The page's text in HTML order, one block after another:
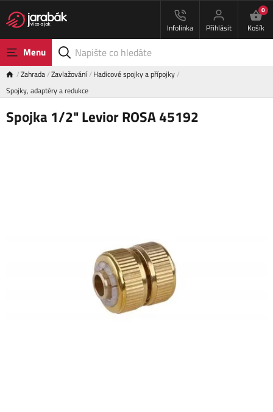
Infolinka Přihlásit
0
Košík
Menu
Zahrada Zavlažování Hadicové spojky a přípojky
Spojky, adaptéry a redukce
Spojka 1/2" Levior ROSA 45192